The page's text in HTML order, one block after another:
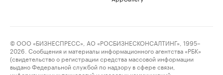
© ООО «БИЗНЕСПРЕСС», АО «РОСБИЗНЕСКОНСАЛТИНГ», 1995–
2026. Сообщения и материалы информационного агентства «РБК»
(свидетельство о регистрации средства массовой информации
выдано Федеральной службой по надзору в сфере связи,